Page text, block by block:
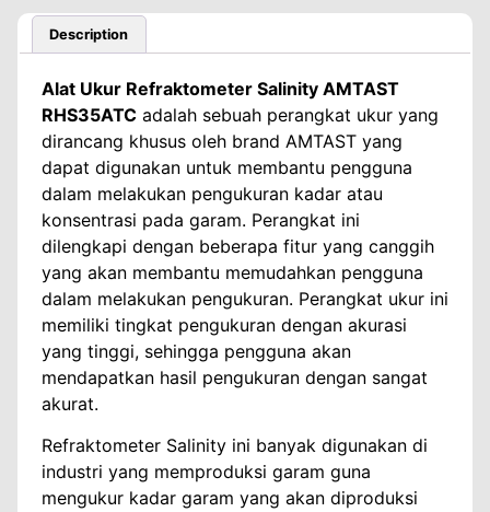
Description
Alat Ukur Refraktometer Salinity AMTAST
RHS35ATC adalah sebuah perangkat ukur yang
dirancang khusus oleh brand AMTAST yang
dapat digunakan untuk membantu pengguna
dalam melakukan pengukuran kadar atau
konsentrasi pada garam. Perangkat ini
dilengkapi dengan beberapa fitur yang canggih
yang akan membantu memudahkan pengguna
dalam melakukan pengukuran. Perangkat ukur ini
memiliki tingkat pengukuran dengan akurasi
yang tinggi, sehingga pengguna akan
mendapatkan hasil pengukuran dengan sangat
akurat.
Refraktometer Salinity ini banyak digunakan di
industri yang memproduksi garam guna
mengukur kadar garam yang akan diproduksi